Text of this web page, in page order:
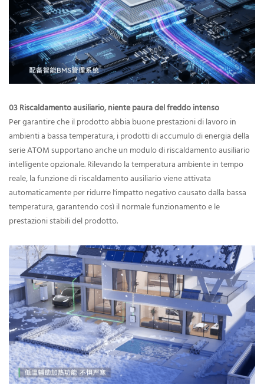
03 Riscaldamento ausiliario, niente paura del freddo intenso
Per garantire che il prodotto abbia buone prestazioni di lavoro in
ambienti a bassa temperatura, i prodotti di accumulo di energia della
serie ATOM supportano anche un modulo di riscaldamento ausiliario
intelligente opzionale. Rilevando la temperatura ambiente in tempo
reale, la funzione di riscaldamento ausiliario viene attivata
automaticamente per ridurre l'impatto negativo causato dalla bassa
temperatura, garantendo così il normale funzionamento e le
prestazioni stabili del prodotto.